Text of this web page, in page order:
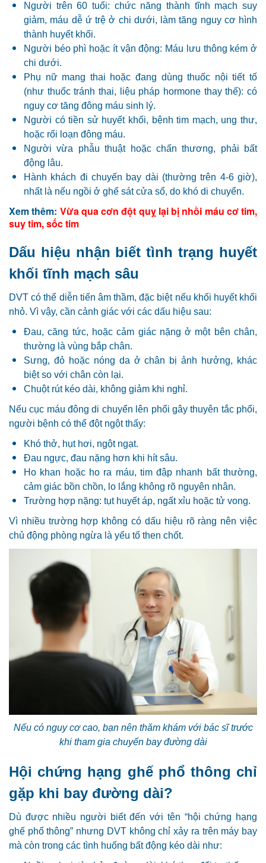
Người trên 60 tuổi: chức năng thành tĩnh mạch suy
giảm, máu dễ ứ trệ ở chi dưới, làm tăng nguy cơ hình
thành huyết khối.
Người béo phì hoặc ít vận động: Máu lưu thông kém ở
chi dưới.
Phụ nữ mang thai hoặc đang dùng thuốc nội tiết tố
(như thuốc tránh thai, liệu pháp hormone thay thế): có
nguy cơ tăng đông máu sinh lý.
Người có tiền sử huyết khối, bệnh tim mạch, ung thư,
hoặc rối loạn đông máu.
Người vừa phẫu thuật hoặc chấn thương, phải bất
động lâu.
Hành khách đi chuyến bay dài (thường trên 4-6 giờ),
nhất là nếu ngồi ở ghế sát cửa sổ, do khó di chuyển.
Xem thêm: Vừa qua cơn đột quỵ lại bị nhồi máu cơ tim,
suy tim, sốc tim
Dấu hiệu nhận biết tình trạng huyết
khối tĩnh mạch sâu
DVT có thể diễn tiến âm thầm, đặc biệt nếu khối huyết khối
nhỏ. Vì vậy, cần cảnh giác với các dấu hiệu sau:
Đau, căng tức, hoặc cảm giác nặng ở một bên chân,
thường là vùng bắp chân.
Sưng, đỏ hoặc nóng da ở chân bị ảnh hưởng, khác
biệt so với chân còn lại.
Chuột rút kéo dài, không giảm khi nghỉ.
Nếu cục máu đông di chuyển lên phổi gây thuyên tắc phổi,
người bệnh có thể đột ngột thấy:
Khó thở, hụt hơi, ngột ngạt.
Đau ngực, đau nặng hơn khi hít sâu.
Ho khan hoặc ho ra máu, tim đập nhanh bất thường,
cảm giác bồn chồn, lo lắng không rõ nguyên nhân.
Trường hợp nặng: tụt huyết áp, ngất xỉu hoặc tử vong.
Vì nhiều trường hợp không có dấu hiệu rõ ràng nên việc
chủ động phòng ngừa là yếu tố then chốt.
Nếu có nguy cơ cao, bạn nên thăm khám với bác sĩ trước
khi tham gia chuyến bay đường dài
Hội chứng hạng ghế phổ thông chỉ
gặp khi bay đường dài?
Dù được nhiều người biết đến với tên “hội chứng hạng
ghế phổ thông” nhưng DVT không chỉ xảy ra trên máy bay
mà còn trong các tình huống bất động kéo dài như: